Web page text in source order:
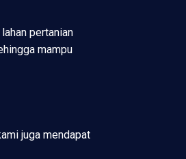
pertanian
mampu
juga mendapat